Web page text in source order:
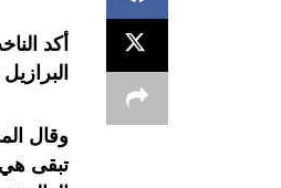
وقال
تبقى هي